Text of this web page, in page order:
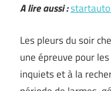
A lire aussi :
Les pleurs du soir
une épreuve pour
inquiets et à la